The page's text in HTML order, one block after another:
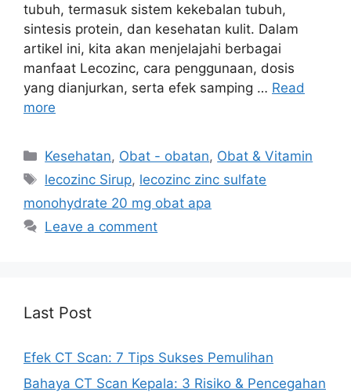
tubuh, termasuk sistem kekebalan tubuh,
sintesis protein, dan kesehatan kulit. Dalam
artikel ini, kita akan menjelajahi berbagai
manfaat Lecozinc, cara penggunaan, dosis
yang dianjurkan, serta efek samping … Read
more
Categories
Kesehatan, Obat - obatan, Obat & Vitamin
Tags
lecozinc Sirup, lecozinc zinc sulfate
monohydrate 20 mg obat apa
Leave a comment
Last Post
Efek CT Scan: 7 Tips Sukses Pemulihan
Bahaya CT Scan Kepala: 3 Risiko & Pencegahan